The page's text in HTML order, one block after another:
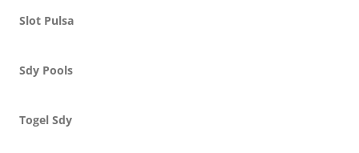
Slot Pulsa
Sdy Pools
Togel Sdy